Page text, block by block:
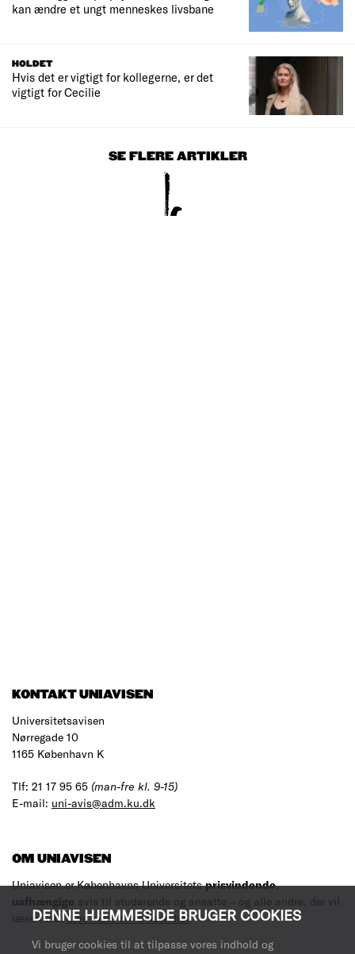
DENNE HJEMMESIDE BRUGER COOKIES
Vi bruger cookies til at tilpasse vores indhold og
kan ændre et ungt menneskes livsbane
HOLDET
Hvis det er vigtigt for kollegerne, er det
vigtigt for Cecilie
SE FLERE ARTIKLER
KONTAKT UNIAVISEN
Universitetsavisen
Nørregade 10
1165 København K
Tlf: 21 17 95 65 (man-fre kl. 9-15)
E-mail: uni-avis@adm.ku.dk
OM UNIAVISEN
Uniavisen er Københavns Universitetsprisvindende,
uafhængige avis til studerende og ansatte – og alle andre, der vil
læse med.Læs mere om avisen her.